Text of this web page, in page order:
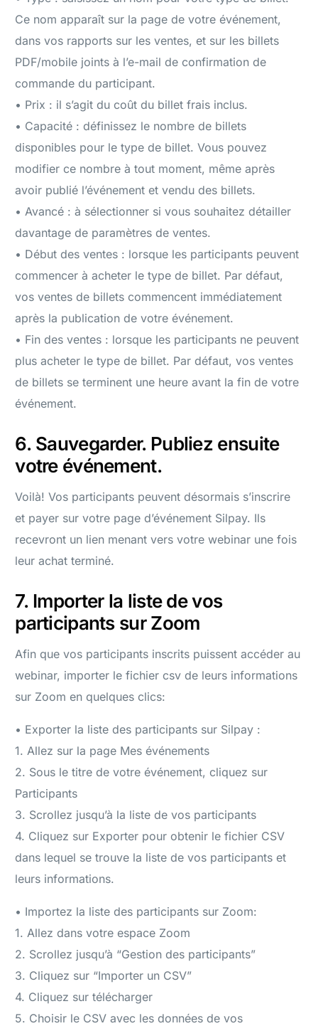
Ce nom apparaît sur la page de votre événement,
dans vos rapports sur les ventes, et sur les billets
PDF/mobile joints à l’e-mail de confirmation de
commande du participant.
• Prix : il s’agit du coût du billet frais inclus.
• Capacité : définissez le nombre de billets
disponibles pour le type de billet. Vous pouvez
modifier ce nombre à tout moment, même après
avoir publié l’événement et vendu des billets.
• Avancé : à sélectionner si vous souhaitez détailler
davantage de paramètres de ventes.
• Début des ventes : lorsque les participants peuvent
commencer à acheter le type de billet. Par défaut,
vos ventes de billets commencent immédiatement
après la publication de votre événement.
• Fin des ventes : lorsque les participants ne peuvent
plus acheter le type de billet. Par défaut, vos ventes
de billets se terminent une heure avant la fin de votre
événement.
6. Sauvegarder. Publiez ensuite
votre événement.
Voilà! Vos participants peuvent désormais s’inscrire
et payer sur votre page d’événement Silpay. Ils
recevront un lien menant vers votre webinar une fois
leur achat terminé.
7. Importer la liste de vos
participants sur Zoom
Afin que vos participants inscrits puissent accéder au
webinar, importer le fichier csv de leurs informations
sur Zoom en quelques clics:
• Exporter la liste des participants sur Silpay :
1. Allez sur la page Mes événements
2. Sous le titre de votre événement, cliquez sur
Participants
3. Scrollez jusqu’à la liste de vos participants
4. Cliquez sur Exporter pour obtenir le fichier CSV
dans lequel se trouve la liste de vos participants et
leurs informations.
• Importez la liste des participants sur Zoom:
1. Allez dans votre espace Zoom
2. Scrollez jusqu’à “Gestion des participants”
3. Cliquez sur “Importer un CSV”
4. Cliquez sur télécharger
5. Choisir le CSV avec les données de vos